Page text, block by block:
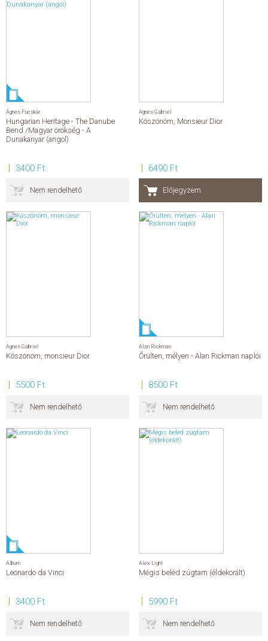
Ágnes Fucskár
Hungarian Heritage - The Danube
Bend /Magyar örökség - A
Dunakanyar (angol)
3400 Ft
Nem rendelhető
Agnes Gabriel
Köszönöm, Monsieur Dior
6490 Ft
Előjegyzem
Agnes Gabriel
Köszönöm, monsieur Dior
5500 Ft
Nem rendelhető
Alan Rickman
Őrülten, mélyen - Alan Rickman naplói
8500 Ft
Nem rendelhető
Album
Leonardo da Vinci
3400 Ft
Nem rendelhető
Alex Light
Mégis beléd zúgtam (éldekorált)
5990 Ft
Nem rendelhető